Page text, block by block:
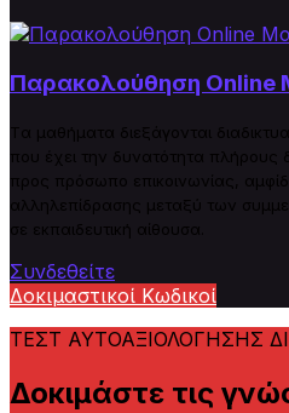
Παρακολούθηση
Tα μαθήματα διεξάγονται
που έχει την δυνατότητα πλήρους
προς πρόσωπο επικοινωνίας,
αλληλεπίδρασης μεταξύ των
σε εκπαιδευτική αίθουσα.
Συνδεθείτε
Δοκιμαστικοί Κωδικοί
ΤΕΣΤ ΑΥΤΟΑΞΙΟΛΟΓΗΣΗΣ
Δοκιμάστε τις